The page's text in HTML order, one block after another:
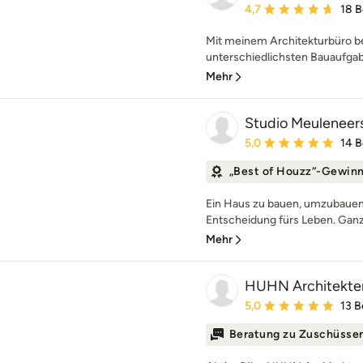
Durchschnittliche
4,7 18
Mit meinem Architekturbüro
unterschiedlichsten
Mehr
Studio
Durchschnittliche
5,0 14
„Best of Houzz“-
Ein Haus zu bauen,
Entscheidung fürs Leben.
Mehr
HUHN
Durchschnittliche
5,0 13
Beratung zu